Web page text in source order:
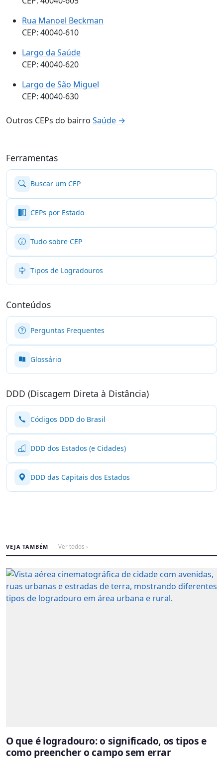
Rua Manoel Beckman
CEP: 40040-610
Largo da Saúde
CEP: 40040-620
Largo de São Miguel
CEP: 40040-630
Outros CEPs do bairro Saúde →
Ferramentas
Buscar um CEP
CEPs por Estado
Tudo sobre CEP
Tipos de Logradouros
Conteúdos
Perguntas Frequentes
Glossário
DDD (Discagem Direta à Distância)
Códigos DDD do Brasil
DDD dos Estados (e Cidades)
DDD das Capitais dos Estados
VEJA TAMBÉM Ver todos ›
O que é logradouro: o significado, os tipos e
como preencher o campo sem errar